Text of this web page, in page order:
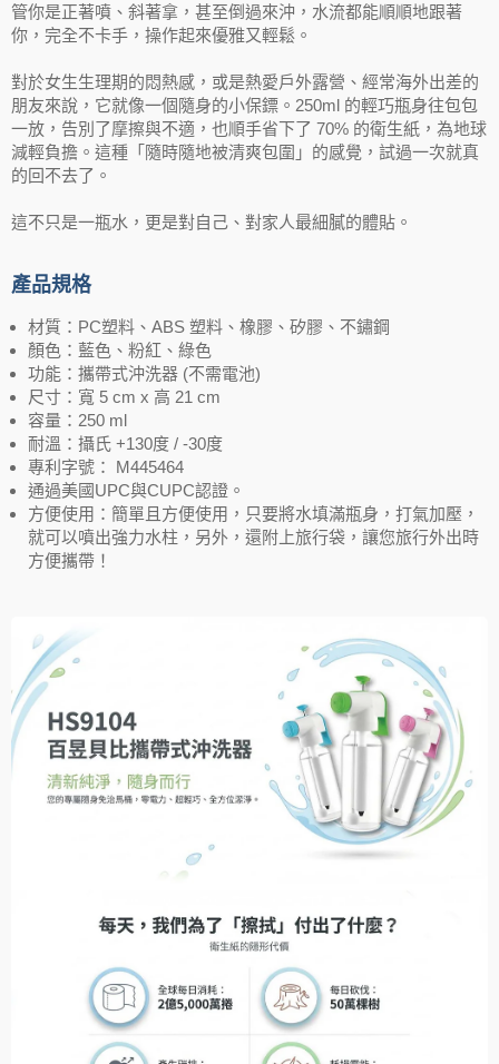
管你是正著噴、斜著拿，甚至倒過來沖，水流都能順順地跟著
你，完全不卡手，操作起來優雅又輕鬆。
對於女生生理期的悶熱感，或是熱愛戶外露營、經常海外出差的
朋友來說，它就像一個隨身的小保鏢。250ml 的輕巧瓶身往包包
一放，告別了摩擦與不適，也順手省下了 70% 的衛生紙，為地球
減輕負擔。這種「隨時隨地被清爽包圍」的感覺，試過一次就真
的回不去了。
這不只是一瓶水，更是對自己、對家人最細膩的體貼。
產品規格
材質：PC塑料、ABS 塑料、橡膠、矽膠、不鏽鋼
顏色：藍色、粉紅、綠色
功能：攜帶式沖洗器 (不需電池)
尺寸：寬 5 cm x 高 21 cm
容量：250 ml
耐溫：攝氏 +130度 / -30度
專利字號： M445464
通過美國UPC與CUPC認證。
方便使用：簡單且方便使用，只要將水填滿瓶身，打氣加壓，
就可以噴出強力水柱，另外，還附上旅行袋，讓您旅行外出時
方便攜帶！